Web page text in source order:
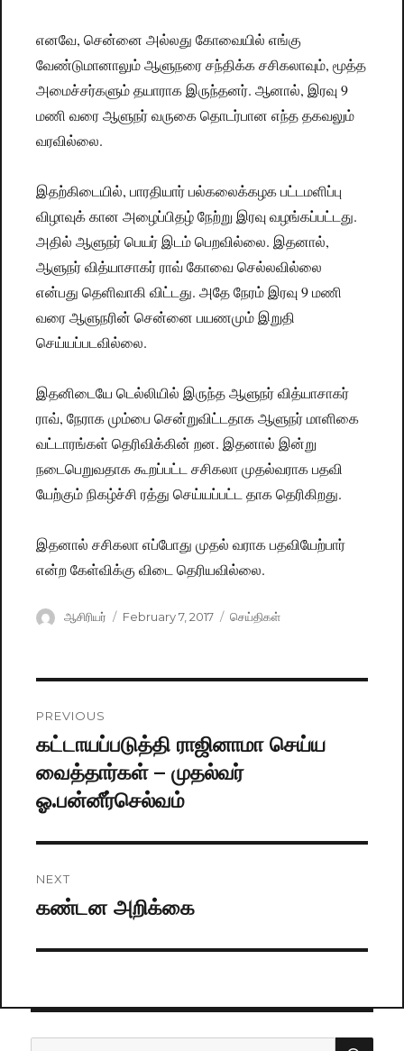
எனவே, சென்னை அல்லது கோவையில் எங்கு
வேண்டுமானாலும் ஆளுநரை சந்திக்க சசிகலாவும், மூத்த
அமைச்சர்களும் தயாராக இருந்தனர். ஆனால், இரவு 9
மணி வரை ஆளுநர் வருகை தொடர்பான எந்த தகவலும்
வரவில்லை.
இதற்கிடையில், பாரதியார் பல்கலைக்கழக பட்டமளிப்பு
விழாவுக் கான அழைப்பிதழ் நேற்று இரவு வழங்கப்பட்டது.
அதில் ஆளுநர் பெயர் இடம் பெறவில்லை. இதனால்,
ஆளுநர் வித்யாசாகர் ராவ் கோவை செல்லவில்லை
என்பது தெளிவாகி விட்டது. அதே நேரம் இரவு 9 மணி
வரை ஆளுநரின் சென்னை பயணமும் இறுதி
செய்யப்படவில்லை.
இதனிடையே டெல்லியில் இருந்த ஆளுநர் வித்யாசாகர்
ராவ், நேராக மும்பை சென்றுவிட்டதாக ஆளுநர் மாளிகை
வட்டாரங்கள் தெரிவிக்கின் றன. இதனால் இன்று
நடைபெறுவதாக கூறப்பட்ட சசிகலா முதல்வராக பதவி
யேற்கும் நிகழ்ச்சி ரத்து செய்யப்பட்ட தாக தெரிகிறது.
இதனால் சசிகலா எப்போது முதல் வராக பதவியேற்பார்
என்ற கேள்விக்கு விடை தெரியவில்லை.
Author
ஆசிரியர்
Posted
February 7, 2017 Categories
செய்திகள்
navigation
PREVIOUS
Previous
post:
கட்டாயப்படுத்தி ராஜினாமா செய்ய
வைத்தார்கள் – முதல்வர்
ஓ.பன்னீர்செல்வம்
NEXT
Next
கண்டன அறிக்கை